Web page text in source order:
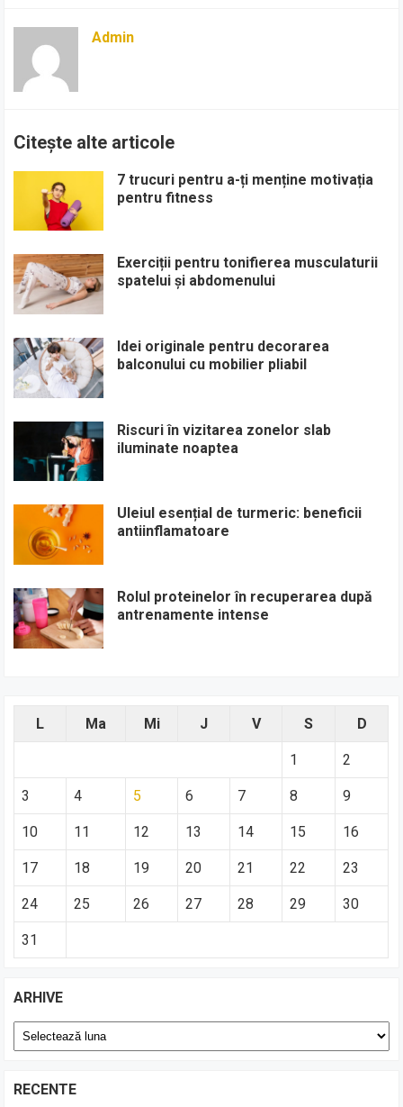
Admin
Citește alte articole
7 trucuri pentru a-ți menține motivația
pentru fitness
Exerciții pentru tonifierea musculaturii
spatelui și abdomenului
Idei originale pentru decorarea
balconului cu mobilier pliabil
Riscuri în vizitarea zonelor slab
iluminate noaptea
Uleiul esențial de turmeric: beneficii
antiinflamatoare
Rolul proteinelor în recuperarea după
antrenamente intense
L Ma Mi J V S D
1 2
3 4 5 6 7 8 9
10 11 12 13 14 15 16
17 18 19 20 21 22 23
24 25 26 27 28 29 30
31
ARHIVE
Arhive
RECENTE